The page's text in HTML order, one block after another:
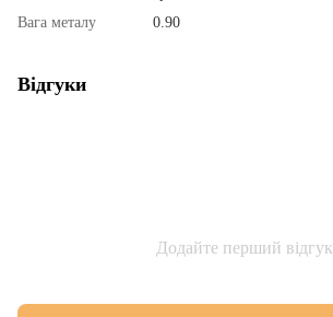
Вага металу
0.90
Відгуки
Додайте перший відгук